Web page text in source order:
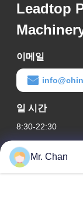
Leadtop
이메일
일 시간
8:30-22:30
우리 주소
회사 주소
28th, Jiuan Rd,
Mr. Chan